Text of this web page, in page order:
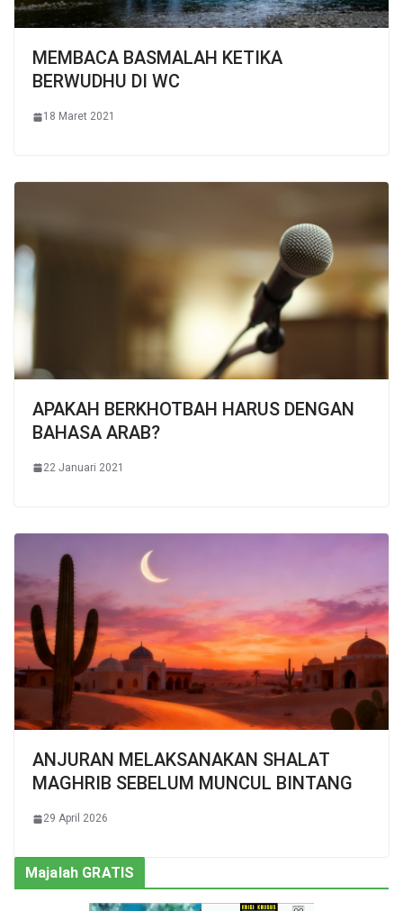
MEMBACA BASMALAH KETIKA
BERWUDHU DI WC
18 Maret 2021
APAKAH BERKHOTBAH HARUS DENGAN
BAHASA ARAB?
22 Januari 2021
ANJURAN MELAKSANAKAN SHALAT
MAGHRIB SEBELUM MUNCUL BINTANG
29 April 2026
Majalah GRATIS